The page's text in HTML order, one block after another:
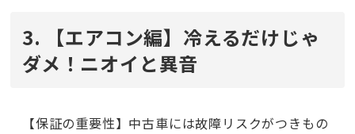
3. 【エアコン編】冷えるだけじゃ
ダメ！ニオイと異音
【保証の重要性】中古車には故障リスクがつきもの